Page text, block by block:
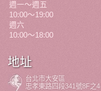
週一～週五
10:00～19:00
週六
10:00～18:00
地址
台北市大安區
忠孝東路四段341號8F之4